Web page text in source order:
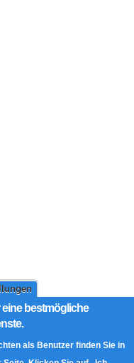
eine bestmögliche
als Benutzer finden Sie in